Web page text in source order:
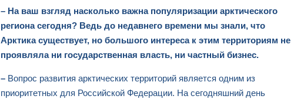
– На ваш взгляд насколько важна популяризации арктического
региона сегодня? Ведь до недавнего времени мы знали, что
Арктика существует, но большого интереса к этим территориям не
проявляла ни государственная власть, ни частный бизнес.
– Вопрос развития арктических территорий является одним из
приоритетных для Российской Федерации. На сегодняшний день